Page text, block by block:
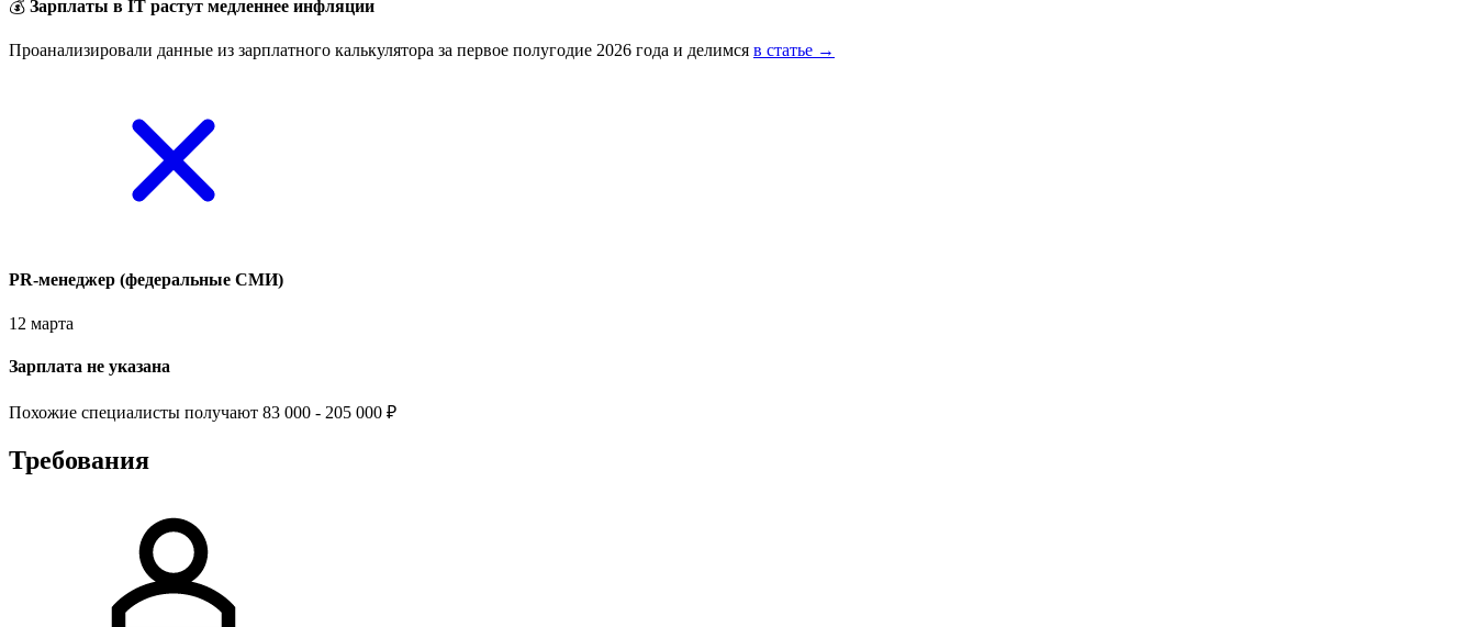
💰 Зарплаты в IT растут медленнее инфляции
Проанализировали данные из зарплатного калькулятора за первое полугодие 2026 года и делимся в статье →
PR-менеджер (федеральные СМИ)
12 марта
Зарплата не указана
Похожие специалисты получают 83 000 - 205 000 ₽
Требования